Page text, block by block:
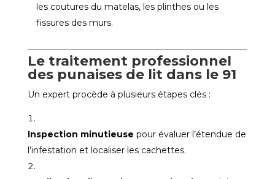
les coutures du matelas, les plinthes ou les
fissures des murs.
Le traitement professionnel
des punaises de lit dans le 91
Un expert procède à plusieurs étapes clés :
Inspection minutieuse pour évaluer l’étendue de
l’infestation et localiser les cachettes.